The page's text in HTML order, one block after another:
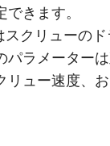
きます。
スクリューの
パラメーター
リュー速度、